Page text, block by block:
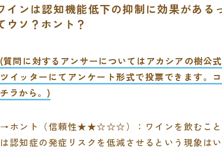
インは認知機能低下の抑制に効果がある
ウソ？ホント？
(質問に対するアンサーについてはアカシアの樹公式
ツイッターにてアンケート形式で投票できます。
コ
チラから。 )
→ホント（信頼性★★☆☆☆）：ワインを飲むこと
は認知症の発症リスクを低減させるという現象はい